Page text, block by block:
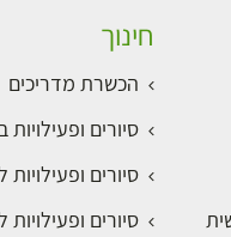
חינוך
הכשרת מדריכים
סיורים ופעילויות
סיורים
סיורים